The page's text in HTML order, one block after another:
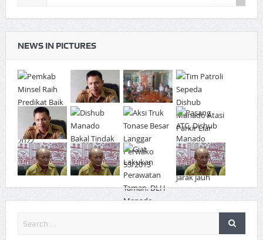
NEWS IN PICTURES